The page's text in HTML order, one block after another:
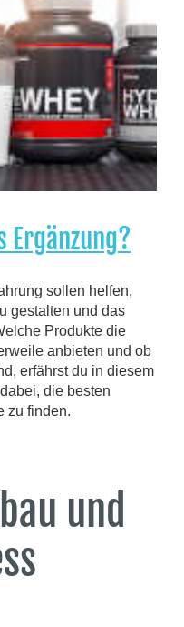
Ergänzung?
sollen helfen,
gestalten und das
Produkte die
anbieten und ob
erfährst du in diesem
die besten
zu finden.
und